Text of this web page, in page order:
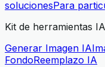
solucionesPara
Kit de herramientas IA
Generar Imagen IA
FondoReemplazo IA